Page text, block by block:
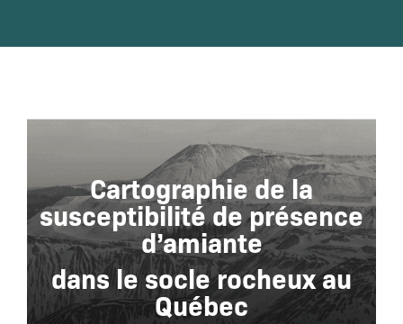
Cartographie de la
susceptibilité de présence
d’amiante
dans le socle rocheux au
Québec